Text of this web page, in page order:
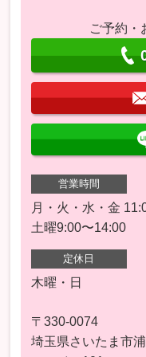
ご予約・
営業時間
月・火・水・金
土曜9:00〜14:00
定休日
木曜・日
〒330-0074
埼玉県さいたま市